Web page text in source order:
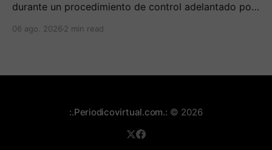
durante un procedimiento de control adelantado por
06 ago. 2026 2 min read
:.Periodicovirtual.com.: © 2026